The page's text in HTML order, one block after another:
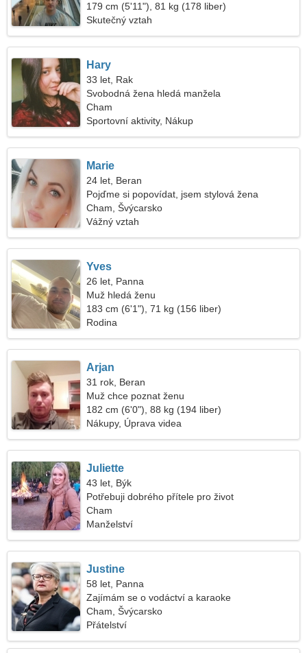
179 cm (5'11"), 81 kg (178 liber)
Skutečný vztah
Hary
33 let, Rak
Svobodná žena hledá manžela
Cham
Sportovní aktivity, Nákup
Marie
24 let, Beran
Pojďme si popovídat, jsem stylová žena
Cham, Švýcarsko
Vážný vztah
Yves
26 let, Panna
Muž hledá ženu
183 cm (6'1"), 71 kg (156 liber)
Rodina
Arjan
31 rok, Beran
Muž chce poznat ženu
182 cm (6'0"), 88 kg (194 liber)
Nákupy, Úprava videa
Juliette
43 let, Býk
Potřebuji dobrého přítele pro život
Cham
Manželství
Justine
58 let, Panna
Zajímám se o vodáctví a karaoke
Cham, Švýcarsko
Přátelství